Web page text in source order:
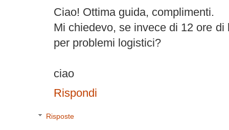
Ciao! Ottima guida, complimenti.
Mi chiedevo, se invece di 12 ore
per problemi logistici?
ciao
Rispondi
Risposte